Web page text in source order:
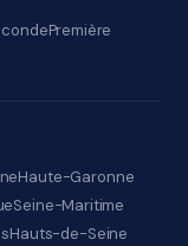
Première
Haute-Garonne
Seine-Maritime
Hauts-de-Seine